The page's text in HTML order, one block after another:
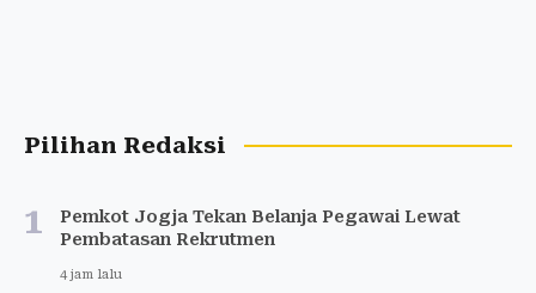
Pilihan Redaksi
1
Pemkot Jogja Tekan Belanja Pegawai Lewat
Pembatasan Rekrutmen
4 jam lalu